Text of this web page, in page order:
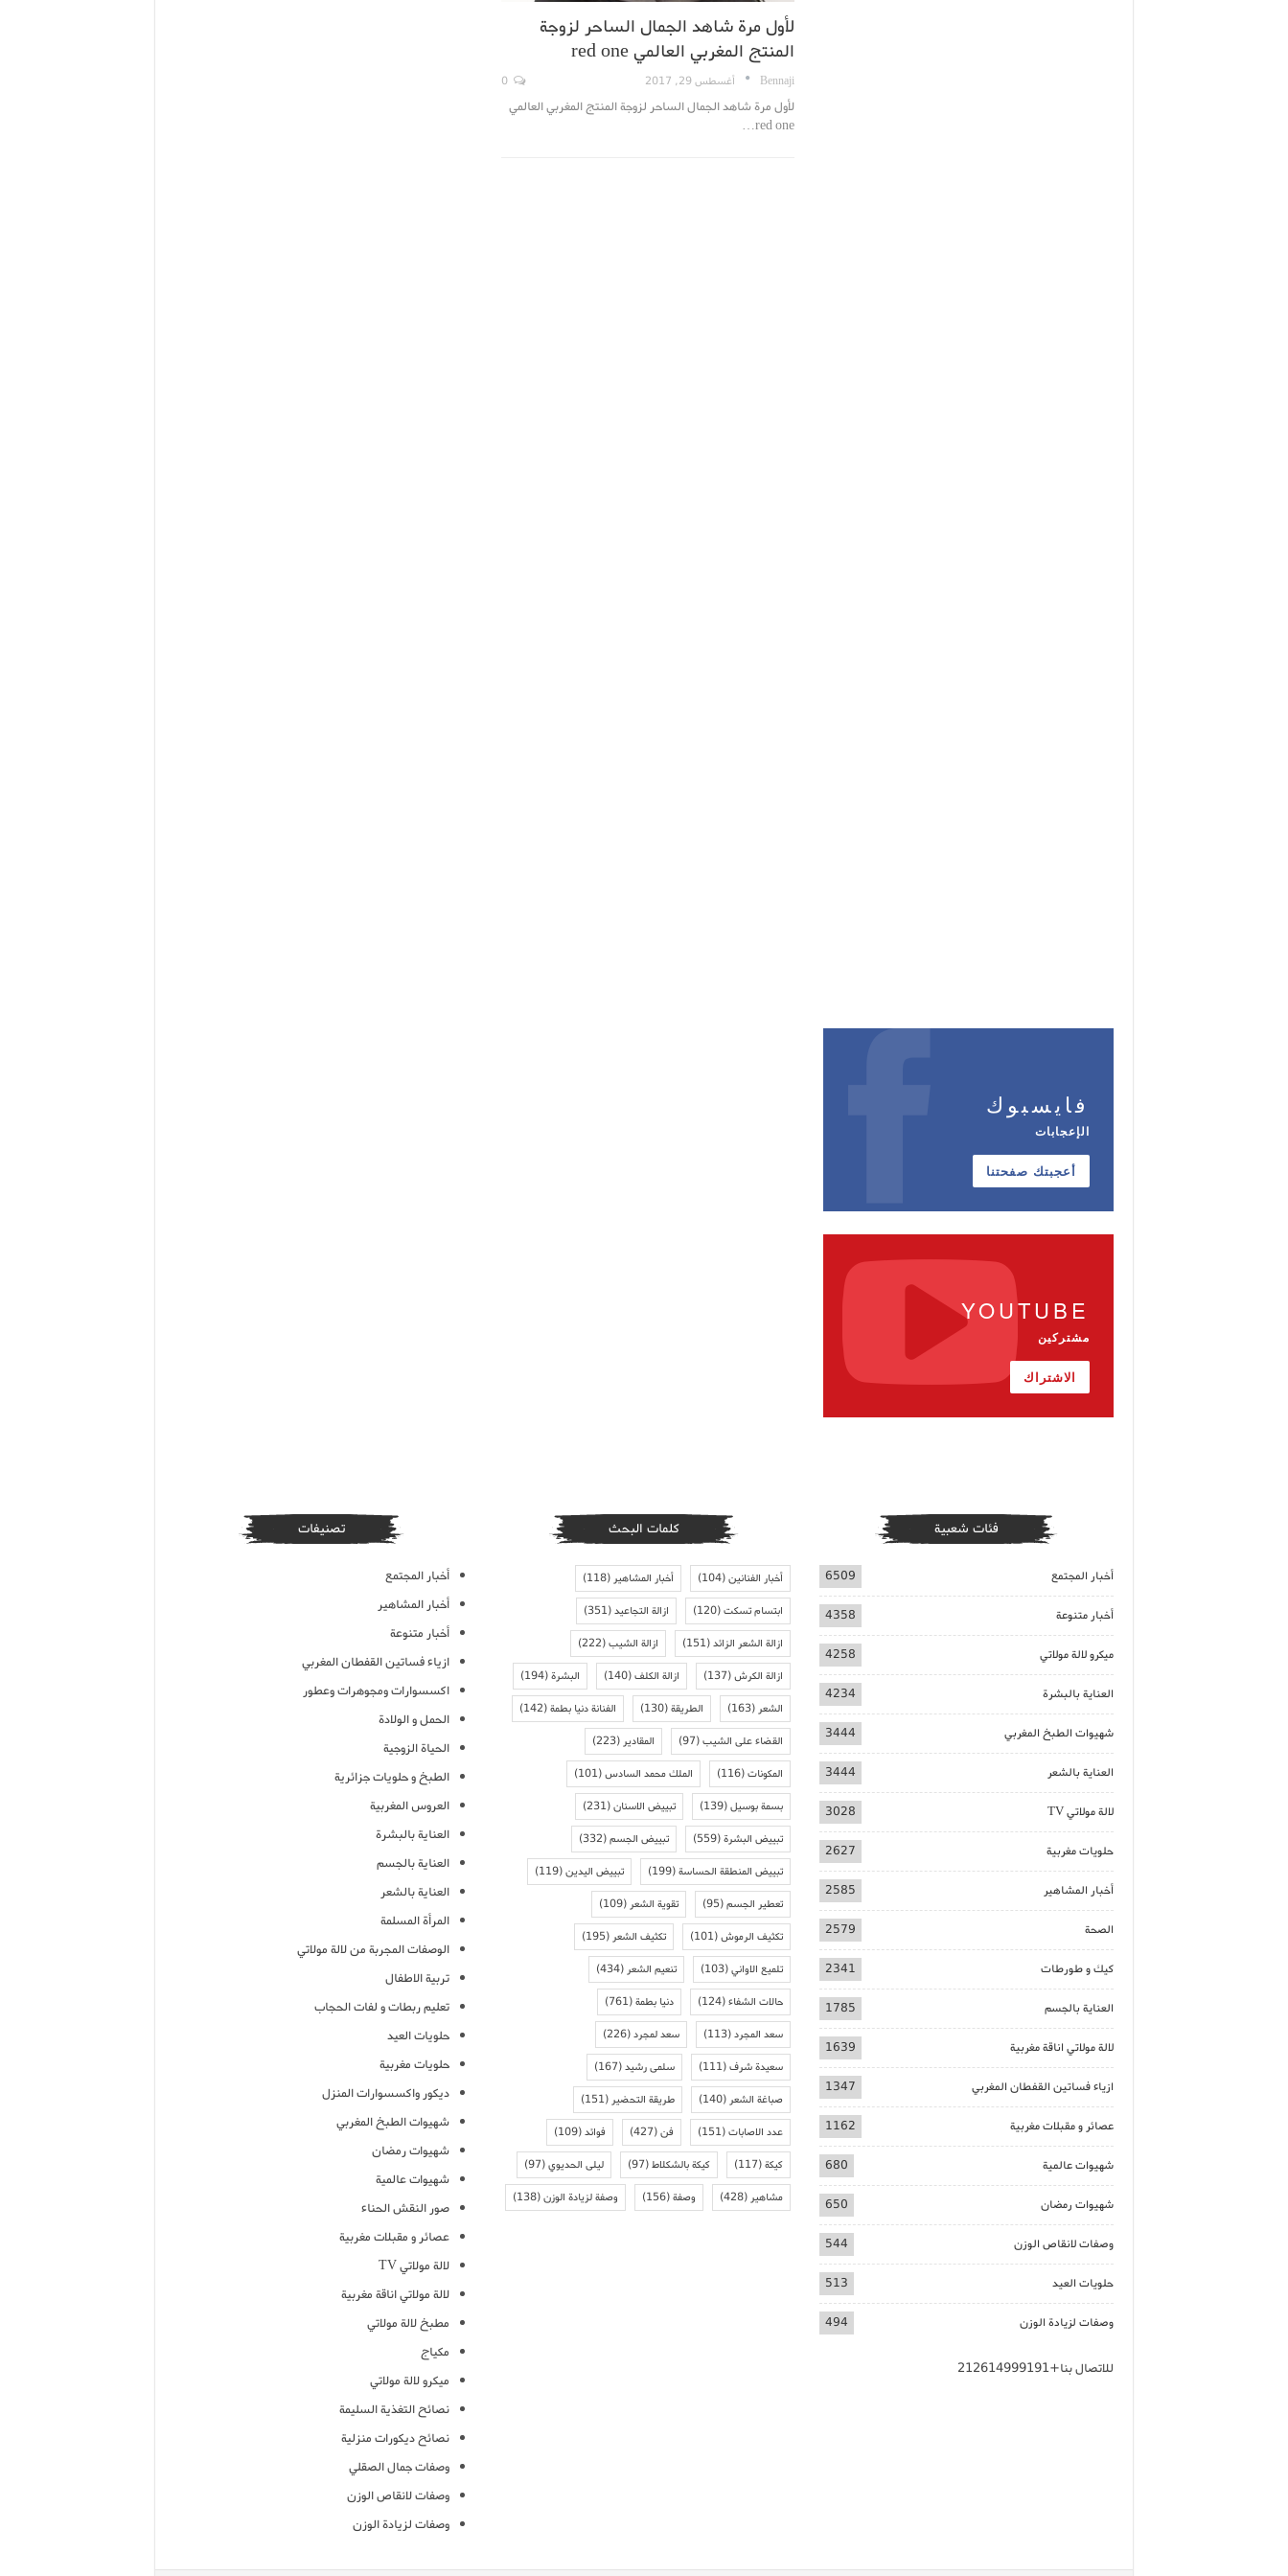
لأول مرة شاهد الجمال الساحر لزوجة
المنتج المغربي العالمي red one
Bennaji أغسطس 29, 2017
لأول مرة شاهد الجمال الساحر لزوجة المنتج المغربي العالمي
red one…
فايسبوك
الإعجابات
أعجبتك صفحتنا
YOUTUBE
مشتركين
الاشتراك
فئات شعبية
أخبار المجتمع 6509
أخبار متنوعة 4358
ميكرو لالة مولاتي 4258
العناية بالبشرة 4234
شهيوات الطبخ المغربي 3444
العناية بالشعر 3444
لالة مولاتي TV 3028
حلويات مغربية 2627
أخبار المشاهير 2585
الصحة 2579
كيك و طورطات 2341
العناية بالجسم 1785
لالة مولاتي اناقة مغربية 1639
ازياء فساتين القفطان المغربي 1347
عصائر و مقبلات مغربية 1162
شهيوات عالمية 680
شهيوات رمضان 650
وصفات لانقاص الوزن 544
حلويات العيد 513
وصفات لزيادة الوزن 494
للاتصال بنا+212614999191
كلمات البحث
أخبار الفنانين(104) أخبار المشاهير(118)
ابتسام تسكت(120) ازالة التجاعيد(351)
ازالة الشعر الزائد(151) ازالة الشيب(222)
ازالة الكرش(137) ازالة الكلف(140) البشرة(194)
الشعر(163) الطريقة(130) الفنانة دنيا بطمة(142)
القضاء على الشيب(97) المقادير(223)
المكونات(116) الملك محمد السادس(101)
بسمة بوسيل(139) تبييض الاسنان(231)
تبييض البشرة(559) تبييض الجسم(332)
تبييض المنطقة الحساسة(199) تبييض اليدين(119)
تعطير الجسم(95) تقوية الشعر(109)
تكثيف الرموش(101) تكثيف الشعر(195)
تلميع الاواني(103) تنعيم الشعر(434)
حالات الشفاء(124) دنيا بطمة(761)
سعد المجرد(113) سعد لمجرد(226)
سعيدة شرف(111) سلمى رشيد(167)
صباغة الشعر(140) طريقة التحضير(151)
عدد الاصابات(151) فن(427) فوائد(109)
كيكة(117) كيكة بالشكلاط(97) ليلى الحديوي(97)
مشاهير(428) وصفة(156) وصفة لزيادة الوزن(138)
تصنيفات
أخبار المجتمع
أخبار المشاهير
أخبار متنوعة
ازياء فساتين القفطان المغربي
اكسسوارات ومجوهرات وعطور
الحمل و الولادة
الحياة الزوجية
الطبخ و حلويات جزائرية
العروس المغربية
العناية بالبشرة
العناية بالجسم
العناية بالشعر
المرأة المسلمة
الوصفات المجربة من لالة مولاتي
تربية الاطفال
تعليم ربطات و لفات الحجاب
حلويات العيد
حلويات مغربية
ديكور واكسسوارات المنزل
شهيوات الطبخ المغربي
شهيوات رمضان
شهيوات عالمية
صور النقش الحناء
عصائر و مقبلات مغربية
لالة مولاتي TV
لالة مولاتي اناقة مغربية
مطبخ لالة مولاتي
مكياج
ميكرو لالة مولاتي
نصائح التغذية السليمة
نصائح ديكورات منزلية
وصفات جمال الصقلي
وصفات لانقاص الوزن
وصفات لزيادة الوزن